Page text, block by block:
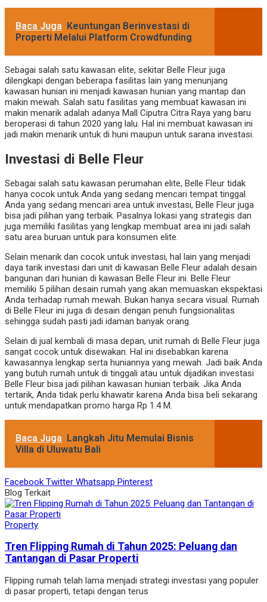
Baca Juga Keuntungan Berinvestasi di
Properti Melalui Platform Crowdfunding
Sebagai salah satu kawasan elite, sekitar Belle Fleur juga
dilengkapi dengan beberapa fasilitas lain yang menunjang
kawasan hunian ini menjadi kawasan hunian yang mantap dan
makin mewah. Salah satu fasilitas yang membuat kawasan ini
makin menarik adalah adanya Mall Ciputra Citra Raya yang baru
beroperasi di tahun 2020 yang lalu. Hal ini membuat kawasan ini
jadi makin menarik untuk di huni maupun untuk sarana investasi.
Investasi di Belle Fleur
Sebagai salah satu kawasan perumahan elite, Belle Fleur tidak
hanya cocok untuk Anda yang sedang mencari tempat tinggal.
Anda yang sedang mencari area untuk investasi, Belle Fleur juga
bisa jadi pilihan yang terbaik. Pasalnya lokasi yang strategis dan
juga memiliki fasilitas yang lengkap membuat area ini jadi salah
satu area buruan untuk para konsumen elite.
Selain menarik dan cocok untuk investasi, hal lain yang menjadi
daya tarik investasi dari unit di kawasan Belle Fleur adalah desain
bangunan dari hunian di kawasan Belle Fleur ini. Belle Fleur
memiliki 5 pilihan desain rumah yang akan memuaskan ekspektasi
Anda terhadap rumah mewah. Bukan hanya secara visual. Rumah
di Belle Fleur ini juga di desain dengan penuh fungsionalitas
sehingga sudah pasti jadi idaman banyak orang.
Selain di jual kembali di masa depan, unit rumah di Belle Fleur juga
sangat cocok untuk disewakan. Hal ini disebabkan karena
kawasannya lengkap serta huniannya yang mewah. Jadi baik Anda
yang butuh rumah untuk di tinggali atau untuk dijadikan investasi
Belle Fleur bisa jadi pilihan kawasan hunian terbaik. Jika Anda
tertarik, Anda tidak perlu khawatir karena Anda bisa beli sekarang
untuk mendapatkan promo harga Rp 1.4 M.
Baca Juga Langkah Jitu Memulai Bisnis
Villa di Uluwatu Bali
Facebook Twitter Whatsapp Pinterest
Blog Terkait
Property
Tren Flipping Rumah di Tahun 2025: Peluang dan
Tantangan di Pasar Properti
Flipping rumah telah lama menjadi strategi investasi yang populer
di pasar properti, tetapi dengan terus